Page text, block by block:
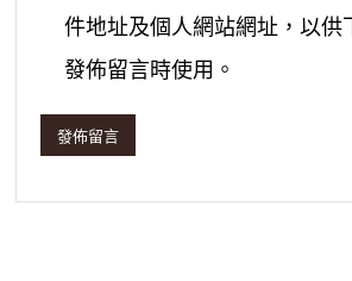
件地址及個人網站網址，以供
發佈留言時使用。